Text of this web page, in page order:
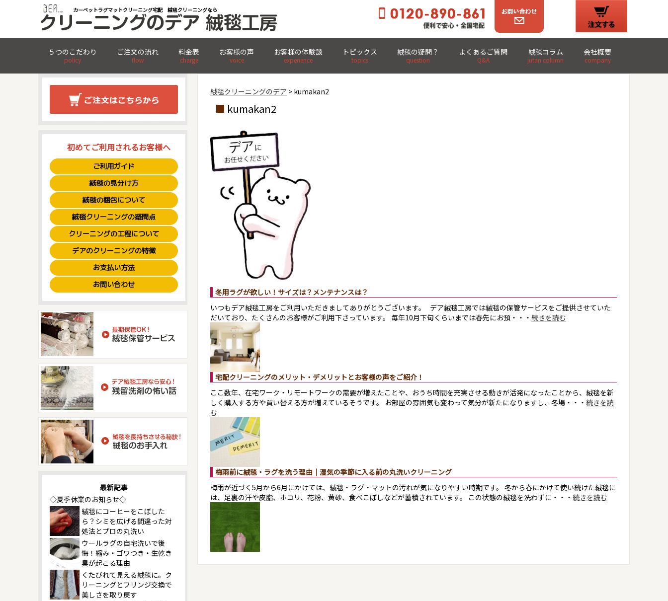
カーペットラグマットクリーニング宅配 絨毯クリーニングなら
５つのこだわり
policy
ご注文の流れ
flow
料金表
charge
お客様の声
voice
お客様の体験談
experience
トピックス
topics
絨毯の疑問？
question
よくあるご質問
Q&A
絨毯コラム
jutan column
会社概要
company
玄関先まで集荷・集配OK! 全国宅配クリーニング
絨毯クリーニングのデア > kumakan2
kumakan2
冬用ラグが欲しい！サイズは？メンテナンスは？
いつもデア絨毯工房をご利用いただきましてありがとうございます。 デア絨毯工房では絨毯の保管サービスをご提供させていた
だいており、たくさんのお客様がご利用下さっています。 毎年10月下旬くらいまでは春先にお預・・・ 続きを読む
宅配クリーニングのメリット・デメリットとお客様の声をご紹介！
ここ数年、在宅ワーク・リモートワークの需要が増えたことや、おうち時間を充実させる動きが活発になったことから、絨毯を新
しく購入する方や買い替える方が増えているそうです。 お部屋の雰囲気も変わって気分が新たになりますし、冬場・・・ 続きを読
む
梅雨前に絨毯・ラグを洗う理由｜湿気の季節に入る前の丸洗いクリーニング
梅雨が近づく5月から6月にかけては、絨毯・ラグ・マットの汚れが気になりやすい時期です。 冬から春にかけて使い続けた絨毯に
は、足裏の汗や皮脂、ホコリ、花粉、黄砂、食べこぼしなどが蓄積されています。 この状態の絨毯を洗わずに・・・ 続きを読む
初めてご利用されるお客様へ
ご利用ガイド
絨毯の見分け方
絨毯の梱包について
絨毯クリーニングの疑問点
クリーニングの工程について
デアのクリーニングの特徴
お支払い方法
お問い合わせ
最新記事
◇夏季休業のお知らせ◇
絨毯にコーヒーをこぼした
ら？シミを広げる間違った対
処法とプロの丸洗い
ウールラグの自宅洗いで後
悔！縮み・ゴワつき・生乾き
臭が起こる理由
くたびれて見える絨毯に。ク
リーニングとフリンジ交換で
美しさを取り戻す